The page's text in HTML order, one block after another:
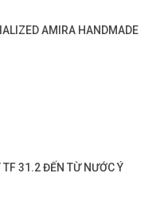
AMIRA HANDMADE
31.2 ĐẾN TỪ NƯỚC Ý